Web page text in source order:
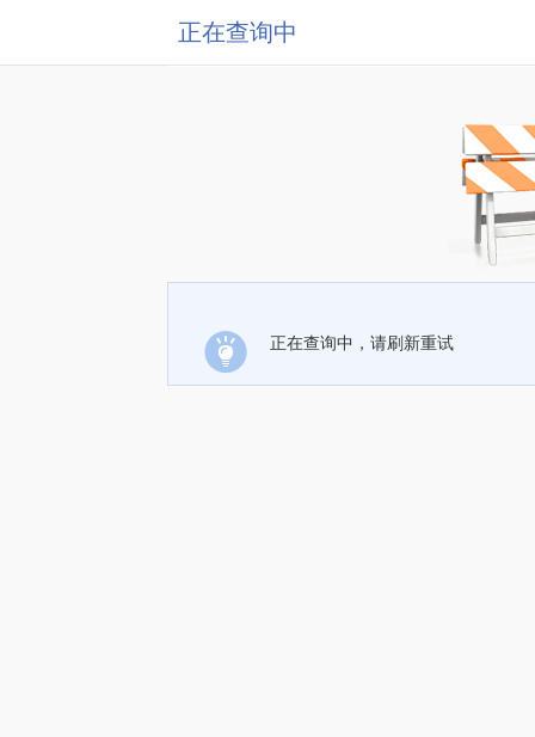
正在查询中
正在查询中，请刷新重试